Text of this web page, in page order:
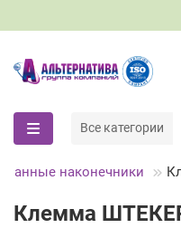
Все категории
наконечники
Клемма